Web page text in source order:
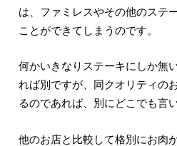
は、ファミレスやその他のステ
ことができてしまうのです。
何かいきなりステーキにしか無
れば別ですが、同クオリティの
るのであれば、別にどこでも言
他のお店と比較して格別にお肉